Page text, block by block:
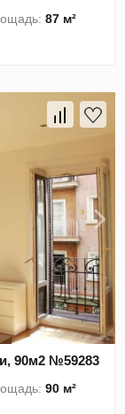
87 м²
90м2 №59283
90 м²